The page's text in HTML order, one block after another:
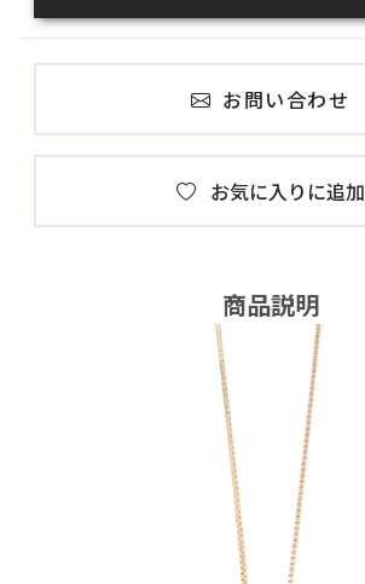
お問い合わせ
お気に入りに追加
商品説明